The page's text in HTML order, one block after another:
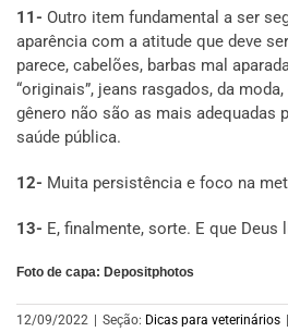
11- Outro item fundamental a ser
aparência com a atitude que deve
parece, cabelões, barbas mal
“originais”, jeans rasgados, da
gênero não são as mais adequadas
saúde pública.
12- Muita persistência e foco na
13- E, finalmente, sorte. E que Deus
Foto de capa: Depositphotos
12/09/2022 Seção: Dicas para veterinários